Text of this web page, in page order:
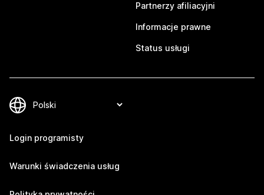
Partnerzy afiliacyjni
Informacje prawne
Status usługi
Login programisty
Warunki świadczenia usług